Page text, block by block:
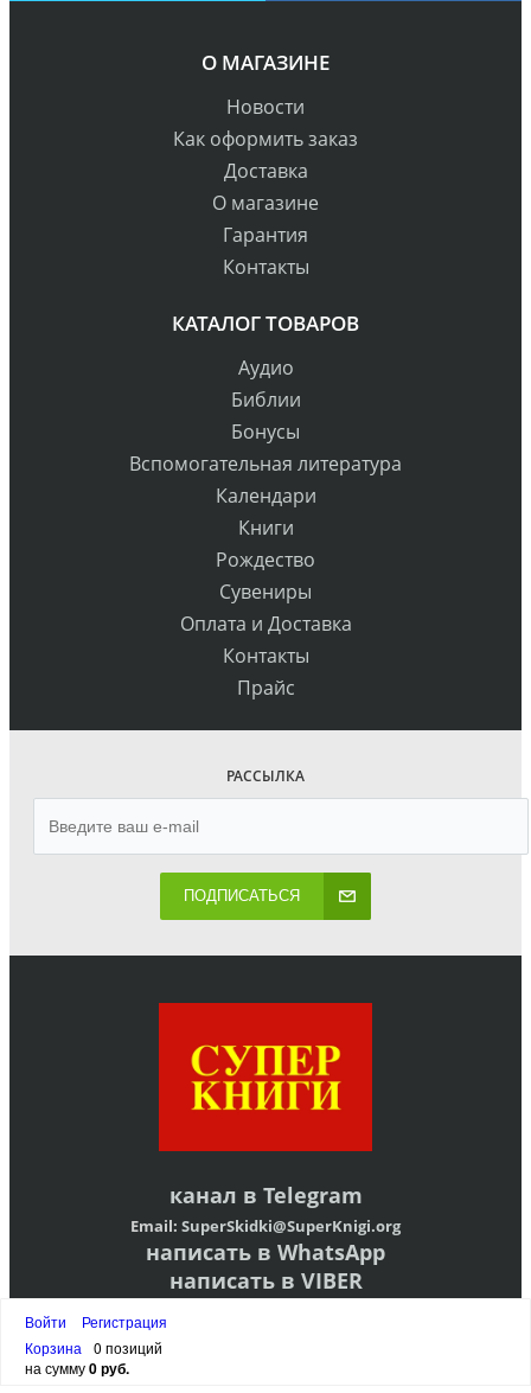
О МАГАЗИНЕ
Новости
Как оформить заказ
Доставка
О магазине
Гарантия
Контакты
КАТАЛОГ ТОВАРОВ
Аудио
Библии
Бонусы
Вспомогательная литература
Календари
Книги
Рождество
Сувениры
Оплата и Доставка
Контакты
Прайс
РАССЫЛКА
ПОДПИСАТЬСЯ
канал в Telegram
Email: SuperSkidki@SuperKnigi.org
написать в WhatsApp
написать в VIBER
МАССИВ ВАРТЕМЯГИ-1, УЛ ЦЕНТРАЛЬНАЯ Д 11, РОССИЯ
Войти
Регистрация
Корзина
0 позиций
на сумму0 руб.